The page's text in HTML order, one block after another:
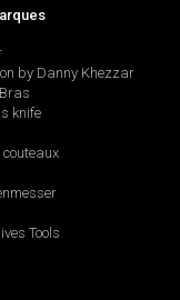
by Danny Khezzar
knife
Tools